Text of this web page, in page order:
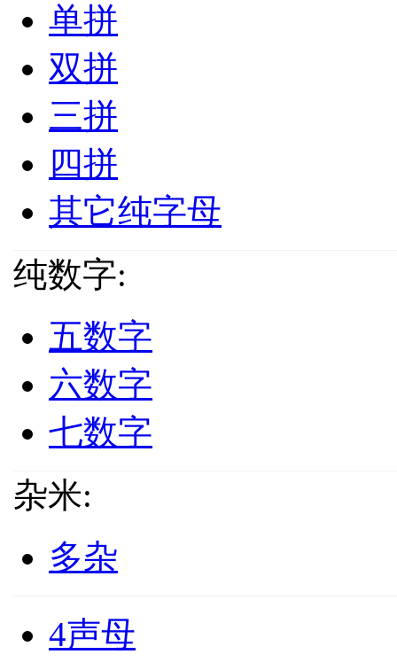
单拼
双拼
三拼
四拼
其它纯字母
纯数字:
五数字
六数字
七数字
杂米:
多杂
4声母